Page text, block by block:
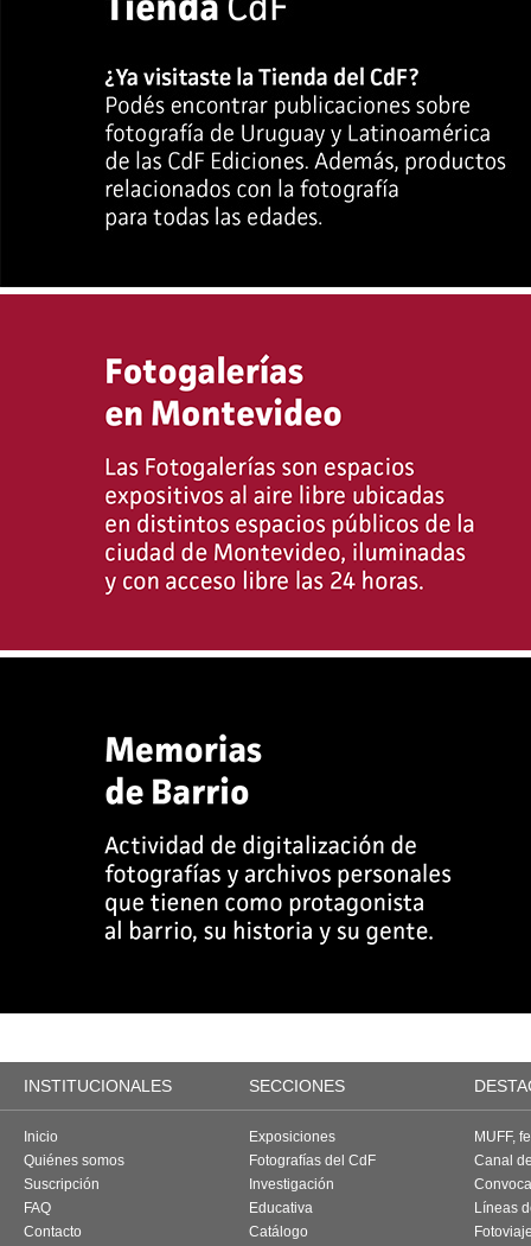
INSTITUCIONALES SECCIONES
Inicio
Quiénes somos
Suscripción
FAQ
Contacto
Exposiciones
Fotografías del CdF
Investigación
Educativa
Catálogo
MUFF,
Canal
Líneas